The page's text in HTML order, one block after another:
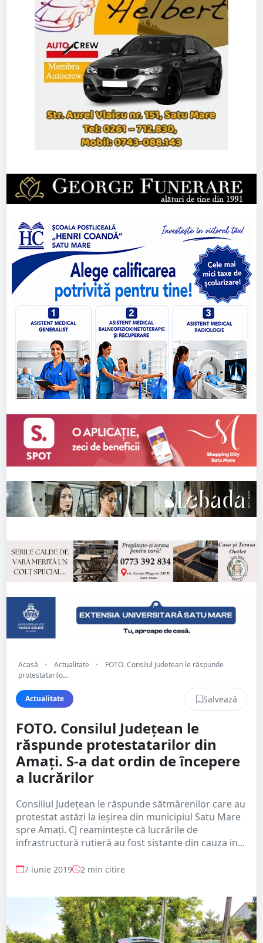
Acasă • Actualitate •
FOTO. Consilul Județean le răspunde
protestatarilo...
Actualitate Salvează
FOTO. Consilul Județean le
răspunde protestatarilor din
Amați. S-a dat ordin de începere
a lucrărilor
Consiliul Județean le răspunde sătmărenilor care au
protestat astăzi la ieșirea din municipiul Satu Mare
spre Amați. CJ reamintește că lucrările de
infrastructură rutieră au fost sistante din cauza in...
7 iunie 2019 2 min citire